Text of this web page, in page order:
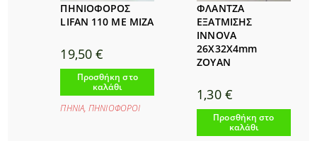
ΠΗΝΙΟΦΟΡΟΣ
LIFAN 110 ΜΕ ΜΙΖΑ
19,50€
Προσθήκη στο
καλάθι
ΠΗΝΙΑ,ΠΗΝΙΟΦΟΡΟΙ
ΦΛΑΝΤΖΑ
ΕΞΑΤΜΙΣΗΣ
INNOVA
26X32X4mm
ZOΥΑΝ
1,30 €
Προσθήκη στο
καλάθι